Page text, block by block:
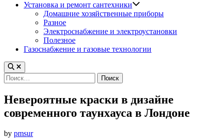
Установка и ремонт сантехники
Домашние хозяйственные приборы
Разное
Электроснабжение и электроустановки
Полезное
Газоснабжение и газовые технологии
Найти:
Невероятные краски в дизайне
современного таунхауса в Лондоне
by pmsur